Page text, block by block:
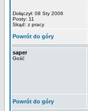
Dołączył: 08 Sty 2006
Posty: 11
Skąd: z pracy
Powrót do góry
saper
Gość
Powrót do góry